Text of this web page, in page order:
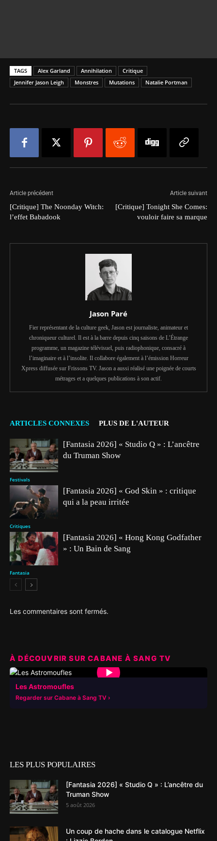
TAGS Alex Garland Annihilation
Critique
Jennifer Jason Leigh
Monstres Mutations Natalie Portman
Article précédent
[Critique] The Noonday Witch:
l’effet Babadook
Article suivant
[Critique] Tonight She Comes:
vouloir faire sa marque
Jason Paré
Fier représentant de la culture geek, Jason est journaliste, animateur et
chroniqueur culturel. Il est à la barre depuis cinq saisons de L’Étrange
programme, un magazine télévisuel, puis radiophonique, consacré à
l’imaginaire et à l’insolite. Il collabore également à l’émission Horreur
Xpress diffusée sur Frissons TV. Jason a aussi réalisé une poignée de courts
métrages et a quelques publications à son actif.
ARTICLES CONNEXES PLUS DE L'AUTEUR
Festivals
[Fantasia 2026] « Studio Q » : L’ancêtre
du Truman Show
Critiques
[Fantasia 2026] « God Skin » : critique
qui a la peau irritée
Fantasia
[Fantasia 2026] « Hong Kong Godfather
» : Un Bain de Sang
Les commentaires sont fermés.
À DÉCOUVRIR SUR CABANE À SANG TV
▶
Les Astromoufles
Regarder sur Cabane à Sang TV
LES PLUS POPULAIRES
[Fantasia 2026] « Studio Q » : L’ancêtre du
Truman Show
5 août 2026
Un coup de hache dans le catalogue Netflix